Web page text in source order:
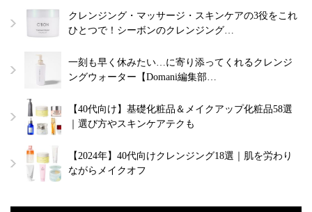
クレンジング・マッサージ・スキンケアの3役をこれ
ひとつで！シーボンのクレンジング…
一刻も早く休みたい…に寄り添ってくれるクレンジ
ングウォーター【Domani編集部…
【40代向け】基礎化粧品＆メイクアップ化粧品58選
｜選び方やスキンケアテクも
【2024年】40代向けクレンジング18選｜肌を労わり
ながらメイクオフ